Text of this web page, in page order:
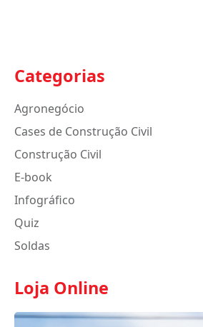
Categorias
Agronegócio
Cases de Construção Civil
Construção Civil
E-book
Infográfico
Quiz
Soldas
Loja Online